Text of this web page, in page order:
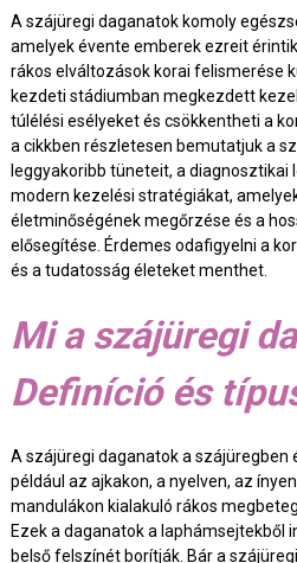
A szájüregi daganatok komoly
amelyek évente emberek ezreit
rákos elváltozások korai felismerése
kezdeti stádiumban megkezdett
túlélési esélyeket és csökkentheti a
a cikkben részletesen bemutatjuk a
leggyakoribb tüneteit, a diagnosztikai
modern kezelési stratégiákat,
életminőségének megőrzése és a
elősegítése. Érdemes odafigyelni a
és a tudatosság életeket menthet.
Mi a szájüregi
Definíció és
A szájüregi daganatok a szájüregben
például az ajkakon, a nyelven, az
mandulákon kialakuló rákos
Ezek a daganatok a laphámsejtekből
belső felszínét borítják. Bár a